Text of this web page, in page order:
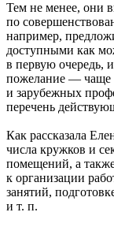
Тем не менее, они
по
например,
доступными как
в первую очередь,
пожелание — чаще
и зарубежных
перечень
Как рассказала
числа кружков и
помещений, а
к организации
занятий,
и т. п.